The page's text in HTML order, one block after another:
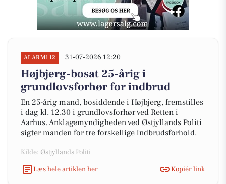
ALARM112 31-07-2026 12:20
Højbjerg-bosat 25-årig i
grundlovsforhør for indbrud
En 25-årig mand, bosiddende i Højbjerg, fremstilles
i dag kl. 12.30 i grundlovsforhør ved Retten i
Aarhus. Anklagemyndigheden ved Østjyllands Politi
sigter manden for tre forskellige indbrudsforhold.
Kilde: Østjyllands Politi
Læs hele artiklen her
Kopiér link